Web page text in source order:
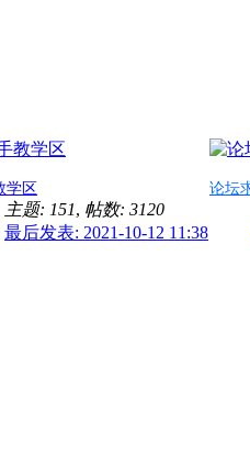
学区
主题: 151, 帖数: 3120
最后发表: 2021-10-12 11:38
论坛